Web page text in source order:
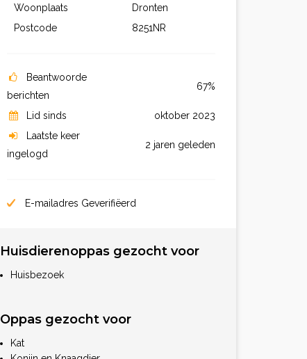
Woonplaats
Dronten
Postcode
8251NR
Beantwoorde
berichten
67%
Lid sinds
oktober 2023
Laatste keer
ingelogd
2 jaren geleden
E-mailadres Geverifiëerd
Huisdierenoppas gezocht voor
Huisbezoek
Oppas gezocht voor
Kat